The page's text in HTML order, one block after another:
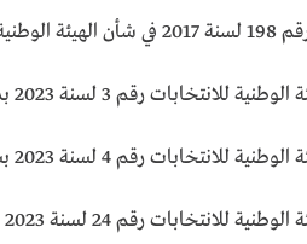
وتعديلاته؛
رقم 3 لسنة 2023 بدعوة الناخبين لانتخاب رئيس الجمهورية؛
رقم 4 لسنة 2023 بشأن الجدول الزمني للانتخابات الرئاسية 2024؛